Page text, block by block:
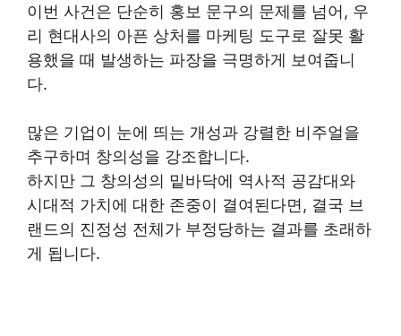
이번 사건은 단순히 홍보 문구의 문제를 넘어, 우
리 현대사의 아픈 상처를 마케팅 도구로 잘못 활
용했을 때 발생하는 파장을 극명하게 보여줍니
다.
많은 기업이 눈에 띄는 개성과 강렬한 비주얼을
추구하며 창의성을 강조합니다.
하지만 그 창의성의 밑바닥에 역사적 공감대와
시대적 가치에 대한 존중이 결여된다면, 결국 브
랜드의 진정성 전체가 부정당하는 결과를 초래하
게 됩니다.